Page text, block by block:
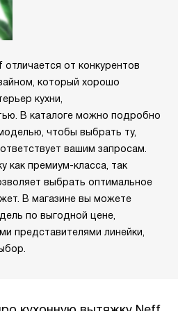
от конкурентов
который хорошо
кухни,
В каталоге можно подробно
чтобы выбрать ту,
вашим запросам.
как премиум-класса, так
выбрать оптимальное
В магазине вы можете
по выгодной цене,
представителями линейки,